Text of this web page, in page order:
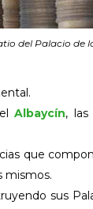
del Palacio de
elAlbaycín, las
que
mismos.
sus